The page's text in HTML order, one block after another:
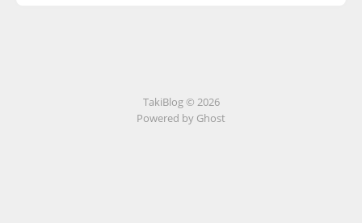
TakiBlog © 2026
Powered by Ghost